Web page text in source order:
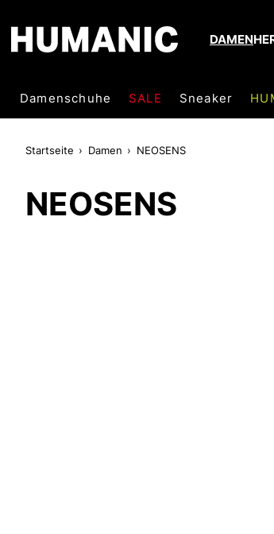
DAMEN
Damenschuhe SALE Sneaker
Startseite Damen NEOSENS
NEOSENS